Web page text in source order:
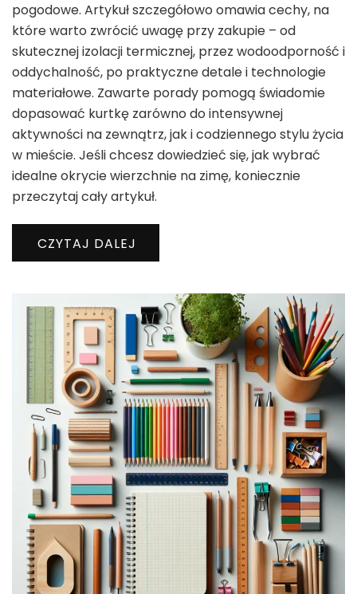
pogodowe. Artykuł szczegółowo omawia cechy, na
które warto zwrócić uwagę przy zakupie – od
skutecznej izolacji termicznej, przez wodoodporność i
oddychalność, po praktyczne detale i technologie
materiałowe. Zawarte porady pomogą świadomie
dopasować kurtkę zarówno do intensywnej
aktywności na zewnątrz, jak i codziennego stylu życia
w mieście. Jeśli chcesz dowiedzieć się, jak wybrać
idealne okrycie wierzchnie na zimę, koniecznie
przeczytaj cały artykuł.
CZYTAJ DALEJ